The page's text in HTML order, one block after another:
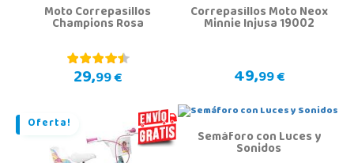
Moto Correpasillos
Champions Rosa
29,99 €
Correpasillos Moto Neox
Minnie Injusa 19002
49,99 €
Oferta!
Semáforo con Luces y
Sonidos